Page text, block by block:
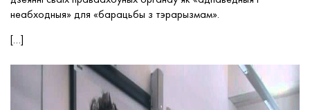
неабходныя»для «барацьбы з тэрарызмам».
[…]